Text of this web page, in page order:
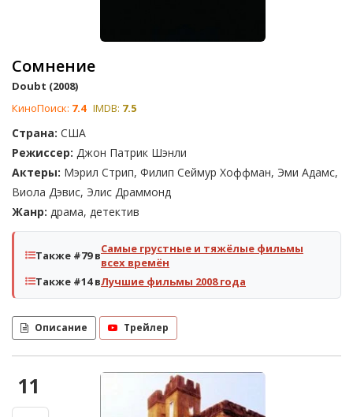
Сомнение
Doubt (2008)
КиноПоиск: 7.4 IMDB: 7.5
Страна: США
Режиссер: Джон Патрик Шэнли
Актеры: Мэрил Стрип, Филип Сеймур Хоффман, Эми Адамс,
Виола Дэвис, Элис Драммонд
Жанр: драма, детектив
Также #79 вСамые грустные и тяжёлые фильмы
всех времён
Также #14 вЛучшие фильмы 2008 года
Описание Трейлер
11